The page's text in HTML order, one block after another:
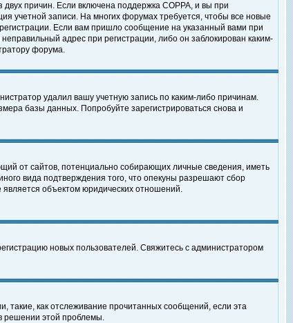
причин. Если включена поддержка COPPA, и вы при
учетной записи. На многих форумах требуется, чтобы все новые
Если вам пришло сообщение на указанный вами при
адрес при регистрации, либо он заблокирован каким-
форума.
удалил вашу учетную запись по каким-либо причинам.
базы данных. Попробуйте зарегистрироваться снова и
от сайтов, потенциально собирающих личные сведения, иметь
вида подтверждения того, что опекуны разрешают сбор
объектом юридических отношений.
новых пользователей. Свяжитесь с администратором
как отслеживание прочитанных сообщений, если эта
решении этой проблемы.